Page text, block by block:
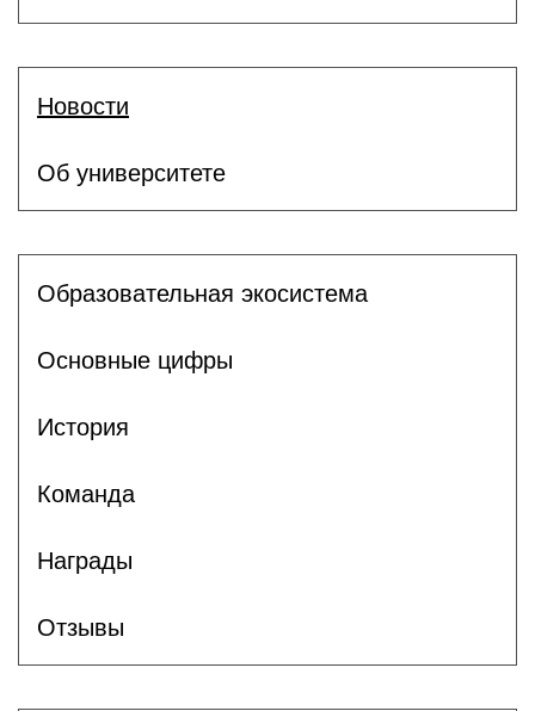
Новости
Об университете
Образовательная экосистема
Основные цифры
История
Команда
Награды
Отзывы